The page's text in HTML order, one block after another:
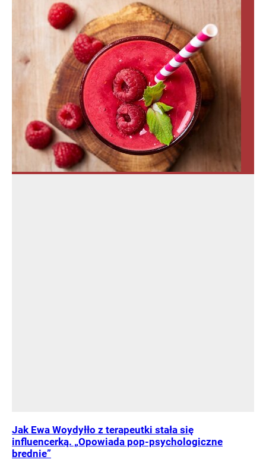
Jak Ewa Woydyłło z terapeutki stała się
influencerką. „Opowiada pop-psychologiczne
brednie”